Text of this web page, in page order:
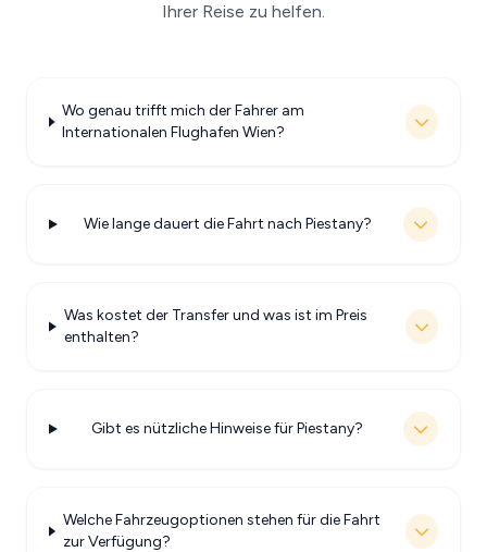
Ihrer Reise zu helfen.
Wo genau trifft mich der Fahrer am
Internationalen Flughafen Wien?
Wie lange dauert die Fahrt nach Piestany?
Was kostet der Transfer und was ist im Preis
enthalten?
Gibt es nützliche Hinweise für Piestany?
Welche Fahrzeugoptionen stehen für die Fahrt
zur Verfügung?